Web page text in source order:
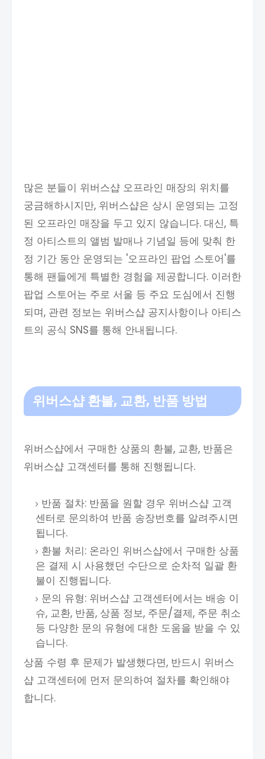
많은 분들이 위버스샵 오프라인 매장의 위치를
궁금해하시지만, 위버스샵은 상시 운영되는 고정
된 오프라인 매장을 두고 있지 않습니다. 대신, 특
정 아티스트의 앨범 발매나 기념일 등에 맞춰 한
정 기간 동안 운영되는 '오프라인 팝업 스토어'를
통해 팬들에게 특별한 경험을 제공합니다. 이러한
팝업 스토어는 주로 서울 등 주요 도심에서 진행
되며, 관련 정보는 위버스샵 공지사항이나 아티스
트의 공식 SNS를 통해 안내됩니다.
위버스샵 환불, 교환, 반품 방법
위버스샵에서 구매한 상품의 환불, 교환, 반품은
위버스샵 고객센터를 통해 진행됩니다.
반품 절차: 반품을 원할 경우 위버스샵 고객
센터로 문의하여 반품 송장번호를 알려주시면
됩니다.
환불 처리: 온라인 위버스샵에서 구매한 상품
은 결제 시 사용했던 수단으로 순차적 일괄 환
불이 진행됩니다.
문의 유형: 위버스샵 고객센터에서는 배송 이
슈, 교환, 반품, 상품 정보, 주문/결제, 주문 취소
등 다양한 문의 유형에 대한 도움을 받을 수 있
습니다.
상품 수령 후 문제가 발생했다면, 반드시 위버스
샵 고객센터에 먼저 문의하여 절차를 확인해야
합니다.